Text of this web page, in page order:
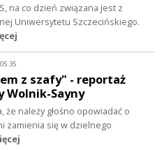
na co dzień związana jest z
Uniwersytetu Szczecińskiego.
z szafy" - reportaż
Wolnik-Sayny
że należy głośno opowiadać o
zamienia się w dzielnego